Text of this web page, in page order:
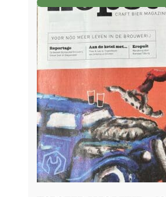
Aanbieding!